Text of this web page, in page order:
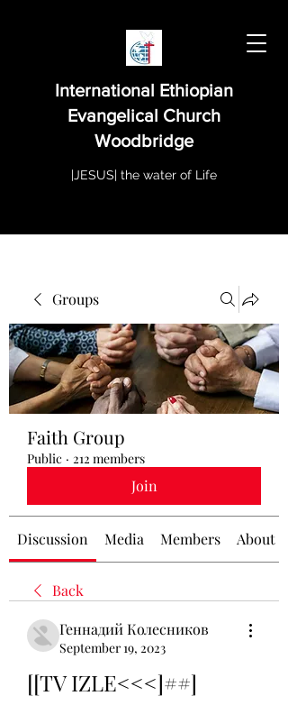
International Ethiopian
Evangelical Church
Woodbridge
|JESUS| the water of Life
Groups
Faith Group
Public · 212 members
Join
Discussion Media Members About
Back
Геннадий Колесников
September 19, 2023
[[TV IZLE<<<]##]